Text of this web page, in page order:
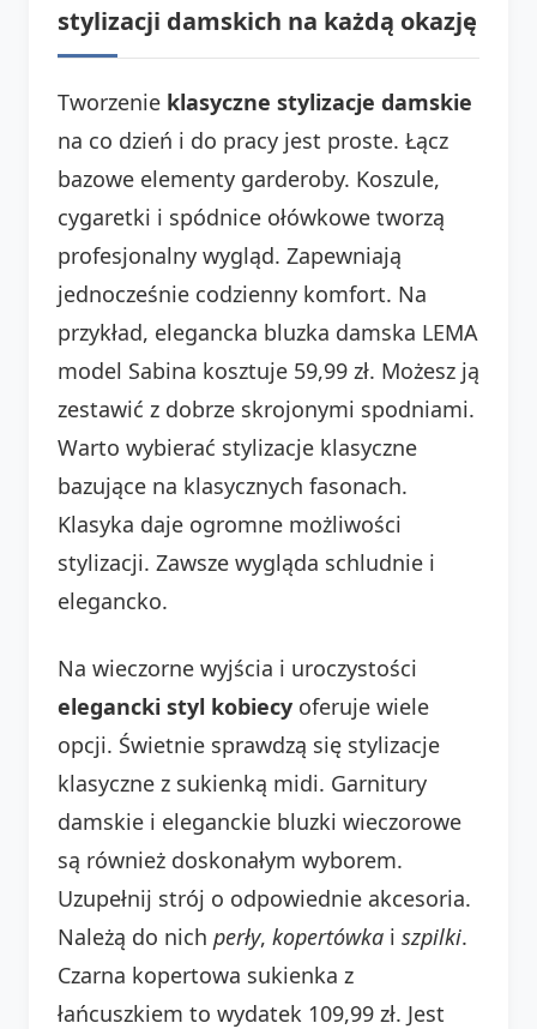
stylizacji damskich na każdą okazję
Tworzenie klasyczne stylizacje damskie
na co dzień i do pracy jest proste. Łącz
bazowe elementy garderoby. Koszule,
cygaretki i spódnice ołówkowe tworzą
profesjonalny wygląd. Zapewniają
jednocześnie codzienny komfort. Na
przykład, elegancka bluzka damska LEMA
model Sabina kosztuje 59,99 zł. Możesz ją
zestawić z dobrze skrojonymi spodniami.
Warto wybierać stylizacje klasyczne
bazujące na klasycznych fasonach.
Klasyka daje ogromne możliwości
stylizacji. Zawsze wygląda schludnie i
elegancko.
Na wieczorne wyjścia i uroczystości
elegancki styl kobiecy oferuje wiele
opcji. Świetnie sprawdzą się stylizacje
klasyczne z sukienką midi. Garnitury
damskie i eleganckie bluzki wieczorowe
są również doskonałym wyborem.
Uzupełnij strój o odpowiednie akcesoria.
Należą do nich perły, kopertówka i szpilki.
Czarna kopertowa sukienka z
łańcuszkiem to wydatek 109,99 zł. Jest